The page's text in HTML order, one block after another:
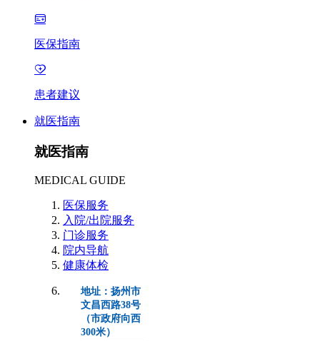
医保指南
患者建议
就医指南
就医指南
MEDICAL GUIDE
医保服务
入院/出院服务
门诊服务
院内导航
健康体检
地址：扬州市
文昌西路38号
（市政府向西
300米）